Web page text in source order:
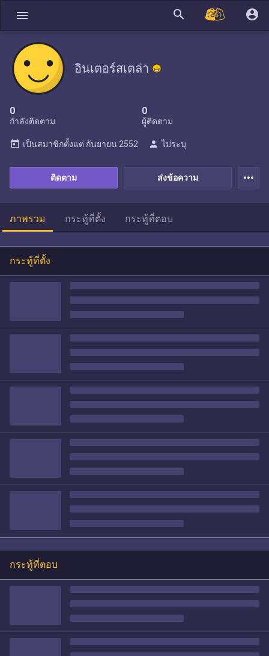
menu search account_circle
อินเตอร์สเตล่า
0
กำลังติดตาม
0
ผู้ติดตาม
ส่งข้อความ
ติดตาม
today เป็นสมาชิกตั้งแต่ กันยายน 2552 person ไม่ระบุ
more_horiz
ภาพรวม กระทู้ที่ตั้ง กระทู้ที่ตอบ
กระทู้ที่ตั้ง
กระทู้ที่ตอบ